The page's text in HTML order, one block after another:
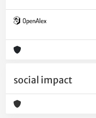
social impact